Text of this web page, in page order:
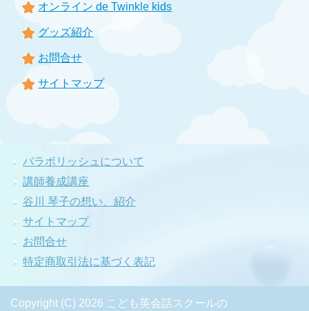
オンライン de Twinkle kids
グッズ紹介
お問合せ
サイトマップ
バラボリッシュについて
講師養成講座
谷川 琴子の想い、紹介
サイトマップ
お問合せ
特定商取引法に基づく表記
Copyright (C) 2026 こども英会話スクールの